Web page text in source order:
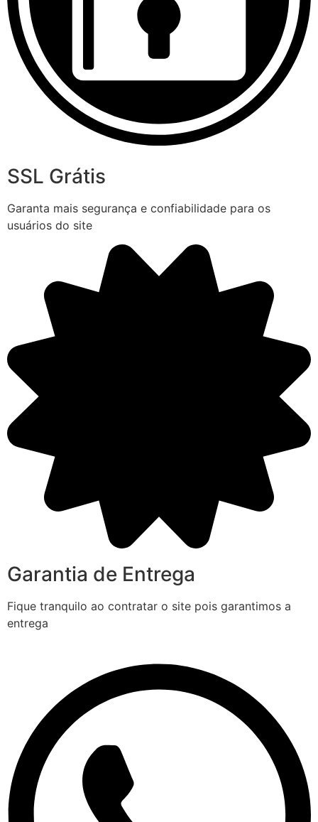
SSL Grátis
Garanta mais segurança e confiabilidade para os
usuários do site
Garantia de Entrega
Fique tranquilo ao contratar o site pois garantimos a
entrega